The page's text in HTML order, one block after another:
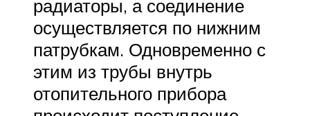
радиаторы, а соединение
осуществляется по нижним
патрубкам. Одновременно с
этим из трубы внутрь
отопительного прибора